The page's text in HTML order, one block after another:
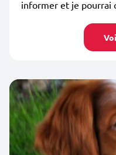
informer et je pourrai